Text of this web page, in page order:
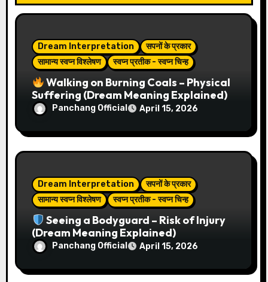
a
t
Dream Interpretation
सपनों के प्रकार
सामान्य स्वप्न विश्लेषण
स्वप्न प्रतीक - स्वप्न चिन्ह
Walking on Burning Coals – Physical
Suffering (Dream Meaning Explained)
Panchang Official April 15, 2026
Dream Interpretation
सपनों के प्रकार
सामान्य स्वप्न विश्लेषण
स्वप्न प्रतीक - स्वप्न चिन्ह
Seeing a Bodyguard – Risk of Injury
(Dream Meaning Explained)
Panchang Official April 15, 2026